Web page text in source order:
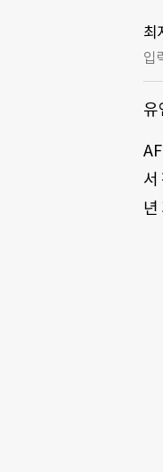
최
입
유
서
년